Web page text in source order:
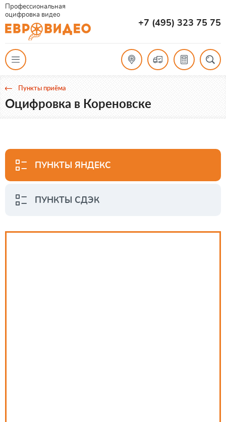
Профессиональная
оцифровка видео
+7 (495) 323 75 75
Пункты приёма
Оцифровка в Кореновске
ПУНКТЫ ЯНДЕКС
ПУНКТЫ СДЭК